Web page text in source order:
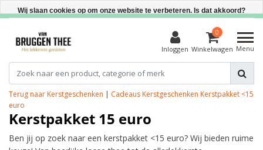
Direct uit voorraad leverbaar
Inloggen
0
Winkelwagen Menu
Terug naar Kerstgeschenken | Cadeaus Kerstgeschenken Kerstpakket <15
euro
Kerstpakket 15 euro
Ben jij op zoek naar een kerstpakket <15 euro? Wij bieden ruime
Wij slaan cookies op om onze website te verbeteren. Is dat akkoord?
Meer over cookies »